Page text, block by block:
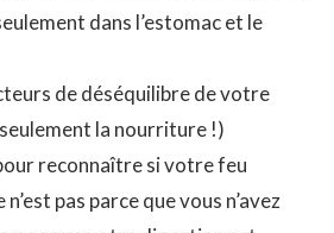
dans l’estomac et le
de déséquilibre de votre
la nourriture !)
reconnaître si votre feu
pas parce que vous n’avez